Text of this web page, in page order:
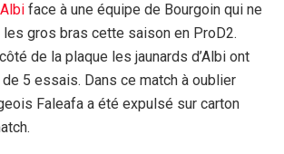
Albi face à une équipe de Bourgoin qui ne
les gros bras cette saison en ProD2.
de la plaque les jaunards d’Albi ont
5 essais. Dans ce match à oublier
Faleafa a été expulsé sur carton